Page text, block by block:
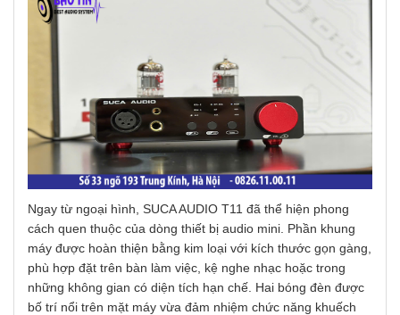
Ngay từ ngoại hình, SUCA AUDIO T11 đã thể hiện phong
cách quen thuộc của dòng thiết bị audio mini. Phần khung
máy được hoàn thiện bằng kim loại với kích thước gọn gàng,
phù hợp đặt trên bàn làm việc, kệ nghe nhạc hoặc trong
những không gian có diện tích hạn chế. Hai bóng đèn được
bố trí nổi trên mặt máy vừa đảm nhiệm chức năng khuếch